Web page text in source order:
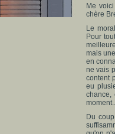
Me
chère
Le
Pour
mais
en
ne vais
content
eu
chance,
Du